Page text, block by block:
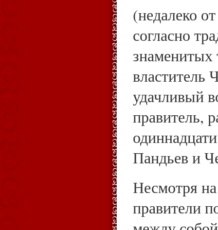
(недалеко
согласно
властитель
удачливый
правитель,
Пандьев и
Несмотря
правители